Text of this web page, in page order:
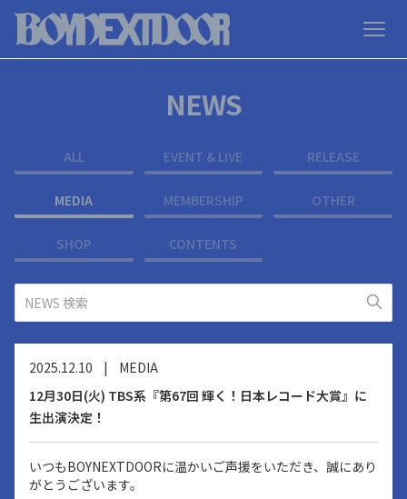
NEWS
ALL EVENT & LIVE RELEASE
MEDIA MEMBERSHIP OTHER
SHOP CONTENTS
2025.12.10 |
MEDIA
12月30日(火) TBS系『第67回 輝く！日本レコード大賞』に
生出演決定！
いつもBOYNEXTDOORに温かいご声援をいただき、誠にあり
がとうございます。